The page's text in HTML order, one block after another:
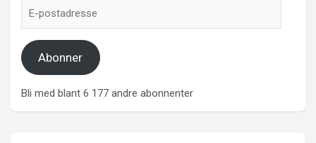
postadresse
Abonner
Bli med blant 6 177 andre abonnenter